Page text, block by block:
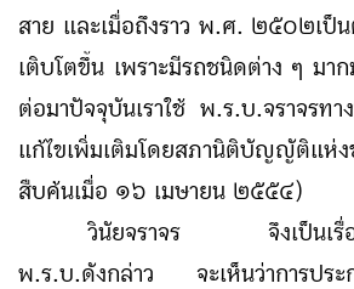
สาย และเมื่อถึงราว พ.ศ. ๒๕๐๒เป็น
เติบโตขึ้น เพราะมีรถชนิดต่าง ๆ ม
ต่อมาปัจจุบันเราใช้ พ.ร.บ.จราจ
แก้ไขเพิ่มเติมโดยสภานิติบัญญัติ
สืบค้นเมื่อ ๑๖ เมษายน ๒๕๕๔)
วินัยจราจร จึงเป็นเรื่องข
พ.ร.บ.ดังกล่าว จะเห็นว่าการประ